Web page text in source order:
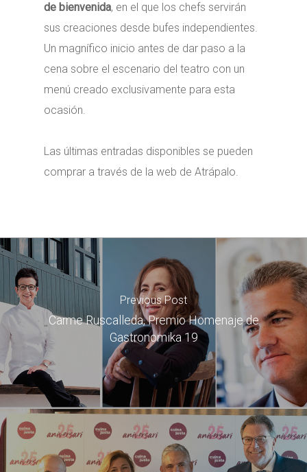
de bienvenida, en el que los chefs servirán
sus creaciones desde bufes independientes.
Un magnífico inicio antes de dar paso a la
cena sobre el escenario del teatro con un
menú creado exclusivamente para esta
ocasión.
Las últimas entradas disponibles se pueden
comprar a través de la web de Atrápalo.
Previous Post
Carme Ruscalleda, Premio Homenaje de
Gastronomika 19